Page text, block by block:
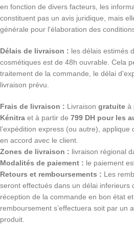
en fonction de divers facteurs, les
constituent pas un avis juridique, mais
générale pour l'élaboration des
Délais de livraison : les délais estimés
cosmétiques est de 48h ouvrable. Cela
traitement de la commande, le délai
livraison prévu.
Frais de livraison : Livraison gratuite à
Kénitra et à partir de 799 DH pour les
l’expédition express (ou autre),
en accord avec le client.
Zones de livraison : livraison régional
Modalités de paiement : le paiement
Retours et remboursements : Les
seront effectués dans un délai inferieurs
réception de la commande en bon état
remboursement s’effectuera soit par un
produit.